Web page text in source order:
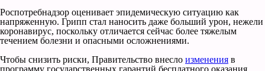
Роспотребнадзор оценивает эпидемическую ситуацию как
напряженную. Грипп стал наносить даже больший урон, нежели
коронавирус, поскольку отличается сейчас более тяжелым
течением болезни и опасными осложнениями.
Чтобы снизить риски, Правительство внесло изменения в
программу государственных гарантий бесплатного оказания